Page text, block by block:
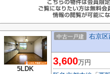
5LDK
中古一戸建 右京区
3,600万円